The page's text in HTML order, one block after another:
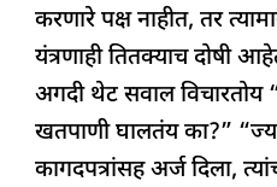
करणारे पक्ष नाहीत, तर
यंत्रणाही तितक्याच दोषी
अगदी थेट सवाल विचारतोय
खतपाणी घालतंय का?”
कागदपत्रांसह अर्ज दिला,